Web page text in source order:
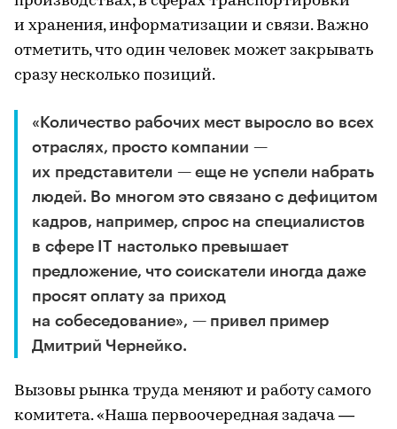
и хранения, информатизации и связи. Важно
отметить, что один человек может закрывать
сразу несколько позиций.
«Количество рабочих мест выросло во всех
отраслях, просто компании —
их представители — еще не успели набрать
людей. Во многом это связано с дефицитом
кадров, например, спрос на специалистов
в сфере IT настолько превышает
предложение, что соискатели иногда даже
просят оплату за приход
на собеседование», — привел пример
Дмитрий Чернейко.
Вызовы рынка труда меняют и работу самого
комитета. «Наша первоочередная задача —